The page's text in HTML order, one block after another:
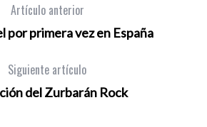
Artículo anterior
por primera vez en España
Siguiente artículo
del Zurbarán Rock